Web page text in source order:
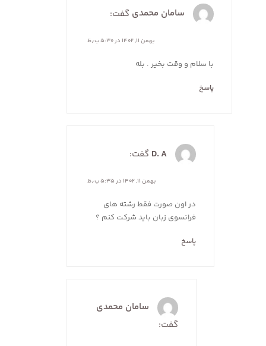
سامان محمدی گفت:
بهمن ۱۱, ۱۴۰۲ در ۵:۳۰ ب٫ظ
با سلام و وقت بخیر . بله
پاسخ
D. A گفت:
بهمن ۱۱, ۱۴۰۲ در ۵:۳۵ ب٫ظ
در اون صورت فقط رشته های
فرانسوی زبان باید شرکت کنم ؟
پاسخ
سامان محمدی
گفت: